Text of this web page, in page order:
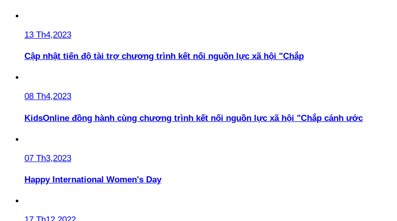
13 Th4,2023
Cập nhật tiến độ tài trợ chương trình kết nối nguồn lực xã hội "Chắp
08 Th4,2023
KidsOnline đồng hành cùng chương trình kết nối nguồn lực xã hội "Chắp cánh ước
07 Th3,2023
Happy International Women's Day